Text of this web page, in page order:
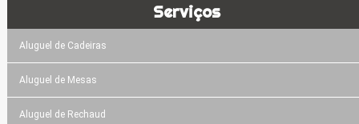
Serviços
Aluguel de Cadeiras
Aluguel de Mesas
Aluguel de Rechaud